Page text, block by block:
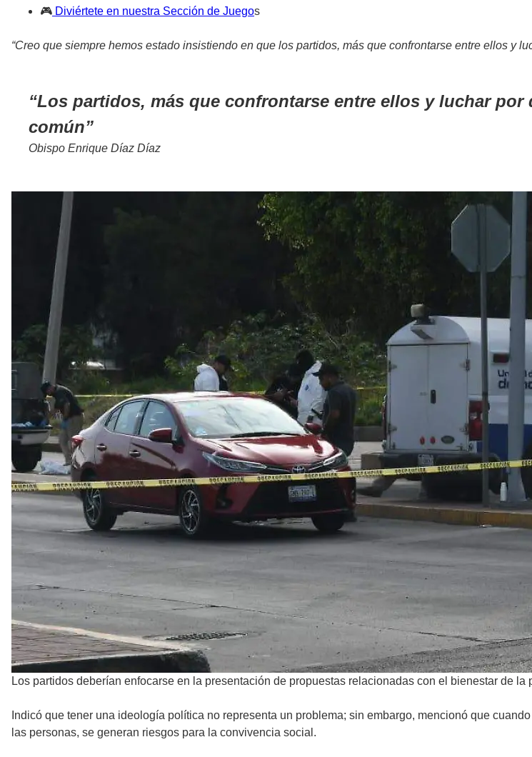
🎮 Diviértete en nuestra Sección de Juegos
“Creo que siempre hemos estado insistiendo en que los partidos, más que confrontarse entre ellos y
Los partidos, más que confrontarse entre ellos y luchar
común
Obispo Enrique Díaz Díaz
Los partidos deberían enfocarse en la presentación de propuestas relacionadas con el bienestar de la
Indicó que tener una ideología política no representa un problema; sin embargo, mencionó que
las personas, se generan riesgos para la convivencia social.